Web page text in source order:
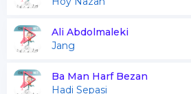
Ali Abdolmaleki
Jang
Ba Man Harf Bezan
Hadi Sepasi